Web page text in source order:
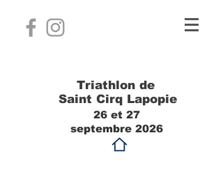
Triathlon de
Saint Cirq Lapopie
26 et 27
septembre 2026